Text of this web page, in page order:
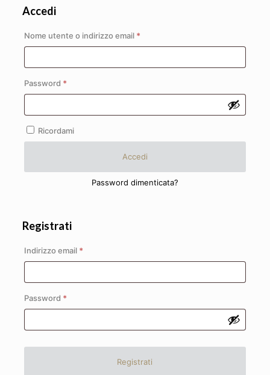
Accedi
Nome utente o indirizzo email *Richiesto
Password *Richiesto
Ricordami
Accedi
Password dimenticata?
Registrati
Indirizzo email *Richiesto
Password *Richiesto
Registrati